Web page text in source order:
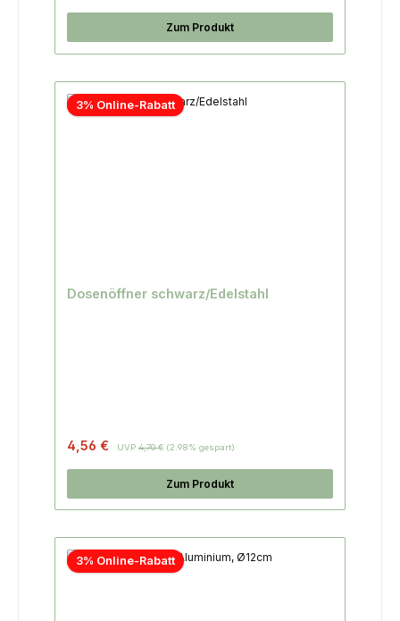
Zum Produkt
3% Online-Rabatt
Dosenöffner schwarz/Edelstahl
4,56 € UVP 4,70 € (2.98% gespart)
Zum Produkt
3% Online-Rabatt